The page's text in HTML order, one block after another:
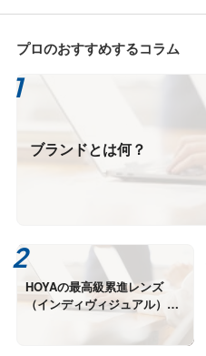
知識
プロのおすすめするコラム
ブランドとは何？
HOYAの最高級累進レンズ
（インディヴィジュアル）の
極・雅・望・紬は何が違う？